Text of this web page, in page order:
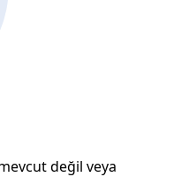
değil veya